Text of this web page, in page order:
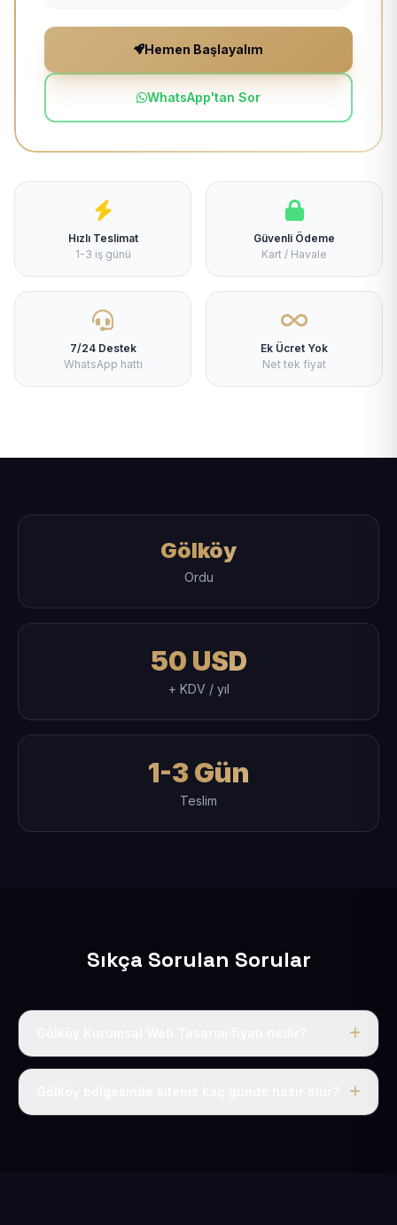
Hemen Başlayalım
WhatsApp'tan Sor
Hızlı Teslimat
1-3 iş günü
Güvenli Ödeme
Kart / Havale
7/24 Destek
WhatsApp hattı
Ek Ücret Yok
Net tek fiyat
Gölköy
Ordu
50 USD
+ KDV / yıl
1-3 Gün
Teslim
Sıkça Sorulan Sorular
Tek fiyat uygulanır: yıllık 50 USD + KDV. Bu bedele alan